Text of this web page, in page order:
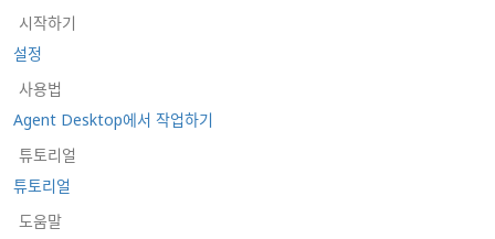
시작하기
설정
사용법
Agent Desktop에서 작업하기
튜토리얼
튜토리얼
도움말